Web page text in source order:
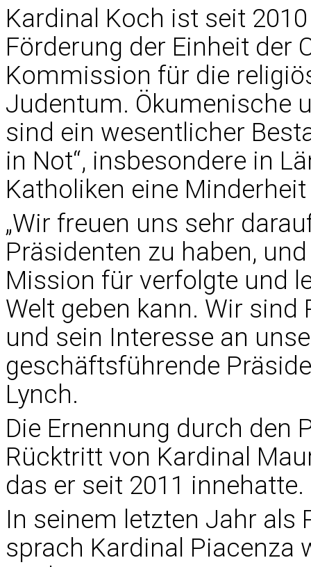
Kardinal Koch ist seit
Förderung der Einheit der
Kommission für die
Judentum. Ökumenische
sind ein wesentlicher
in Not“, insbesondere in
Katholiken eine
„Wir freuen uns sehr
Präsidenten zu haben,
Mission für verfolgte und
Welt geben kann. Wir
und sein Interesse an
geschäftsführende
Lynch.
Die Ernennung durch den
Rücktritt von Kardinal
das er seit 2011 innehatte.
In seinem letzten Jahr als
sprach Kardinal